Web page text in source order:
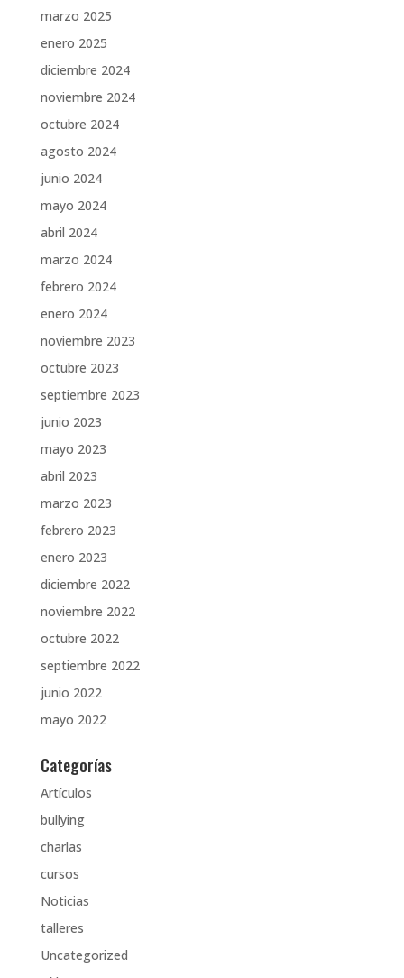
marzo 2025
enero 2025
diciembre 2024
noviembre 2024
octubre 2024
agosto 2024
junio 2024
mayo 2024
abril 2024
marzo 2024
febrero 2024
enero 2024
noviembre 2023
octubre 2023
septiembre 2023
junio 2023
mayo 2023
abril 2023
marzo 2023
febrero 2023
enero 2023
diciembre 2022
noviembre 2022
octubre 2022
septiembre 2022
junio 2022
mayo 2022
Categorías
Artículos
bullying
charlas
cursos
Noticias
talleres
Uncategorized